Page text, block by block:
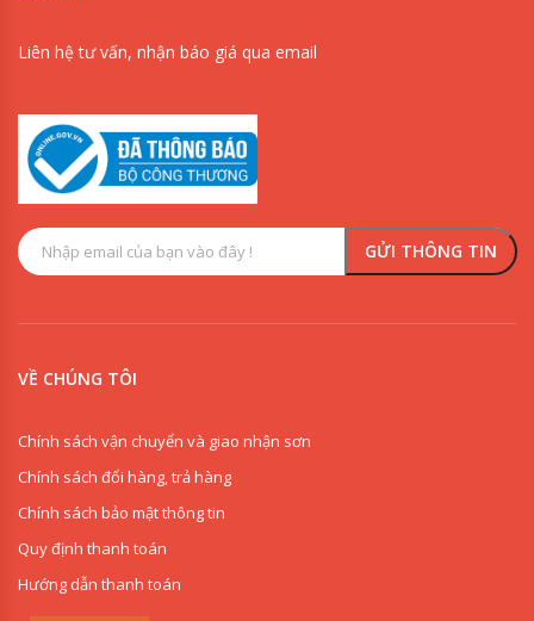
Liên hệ tư vấn, nhận báo giá qua email
VỀ CHÚNG TÔI
Chính sách vận chuyển và giao nhận sơn
Chính sách đổi hàng, trả hàng
Chính sách bảo mật thông tin
Quy định thanh toán
Hướng dẫn thanh toán